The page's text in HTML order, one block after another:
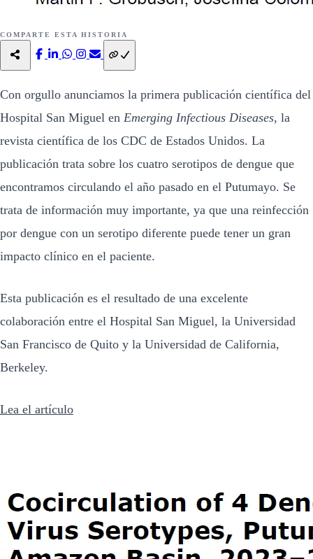
COMPARTE ESTA HISTORIA
Con orgullo anunciamos la primera publicación científica del
Hospital San Miguel en Emerging Infectious Diseases, la
revista científica de los CDC de Estados Unidos. La
publicación trata sobre los cuatro serotipos de dengue que
encontramos circulando el año pasado en el Putumayo. Se
trata de información muy importante, ya que una reinfección
por dengue con un serotipo diferente puede tener un gran
impacto clínico en el paciente.
Esta publicación es el resultado de una excelente
colaboración entre el Hospital San Miguel, la Universidad
San Francisco de Quito y la Universidad de California,
Berkeley.
Lea el artículo